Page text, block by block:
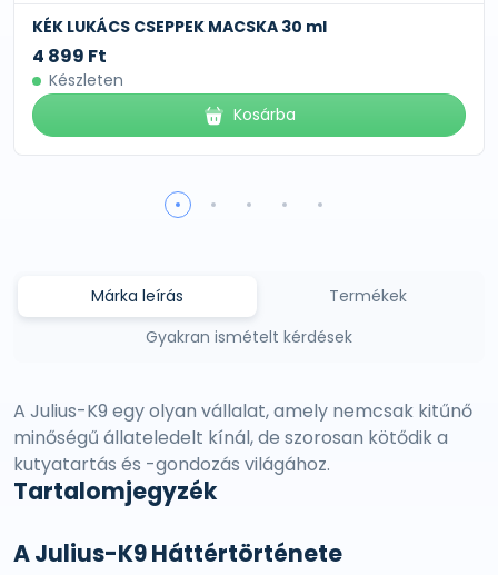
KÉK LUKÁCS CSEPPEK MACSKA 30 ml
4 899 Ft
Készleten
Kosárba
Márka leírás
Termékek
Gyakran ismételt kérdések
A Julius-K9 egy olyan vállalat, amely nemcsak kitűnő
minőségű állateledelt kínál, de szorosan kötődik a
kutyatartás és -gondozás világához.
Tartalomjegyzék
A Julius-K9 Háttértörténete